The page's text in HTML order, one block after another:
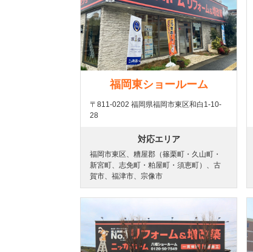
福岡東ショールーム
〒811-0202 福岡県福岡市東区和白1-10-
28
対応エリア
福岡市東区、糟屋郡（篠栗町・久山町・
新宮町、志免町・粕屋町・須恵町）、古
賀市、福津市、宗像市